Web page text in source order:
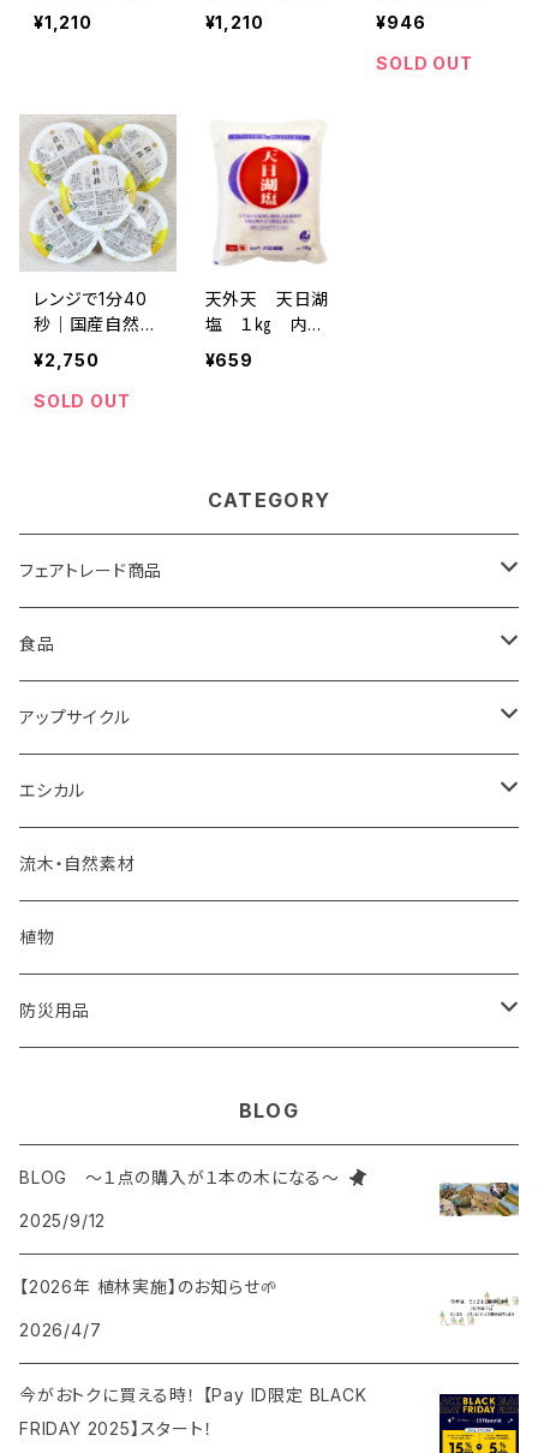
セのあるクセに
なる塩｜ミネラ
を引き立てる食
用塩 ミルタイ
プ 50ｇ
¥1,210
ラヤ岩塩｜天然
ミネラル豊富な
料 ミルタイ
プ 50g 食用
¥1,210
ワシの旨味で味
ス（15g）
¥946
SOLD OUT
レンジで1分40
秒｜国産自然栽
培玄米100% パ
ックごはん（150
g×5個）
¥2,750
SOLD OUT
天外天 天日湖
塩 １㎏ 内モ
ンゴルで採取さ
¥659
CATEGORY
フェアトレード商品
バック
雑貨
食品
食品
モンゴル岩塩
調味料・食品
フェアトレード食品
アップサイクル
エコペーパー
PSペーパー
オリジナルカレンダー
海洋プラスチックごみ
コースター
植木鉢
建築廃材
ウッドボード
天然石
鍋敷き
ポーチ
トートバック
廃材を使ったオリジナルインテリア
エシカル
炭
くり返し使えるエコアイテム
蜜蝋ラップ
知育ブロック
流木・自然素材
植物
防災用品
BLOG
BLOG ～１点の購入が１本の木になる～
2025/9/12
【2026年 植林実施】のお知らせ🌱
2026/4/7
今がおトクに買える時！ 【Pay ID限定 BLACK
FRIDAY 2025】スタート！